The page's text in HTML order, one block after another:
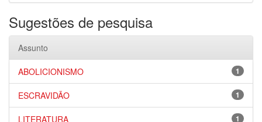
Sugestões de pesquisa
Assunto
1
ABOLICIONISMO
1
ESCRAVIDÃO
1
LITERATURA